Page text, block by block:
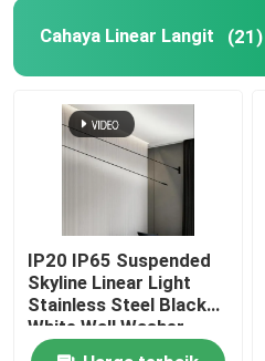
Cahaya Linear Langit (21)
IP20 IP65 Suspended
Skyline Linear Light
Stainless Steel Black
White Wall Washer
2835